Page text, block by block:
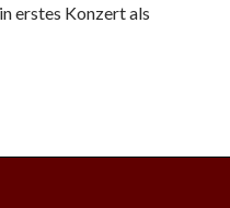
erstes Konzert als